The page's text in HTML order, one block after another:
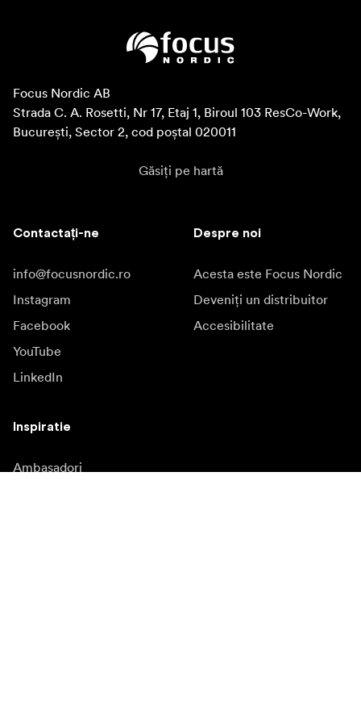
Focus Nordic AB
Strada C. A. Rosetti, Nr 17, Etaj 1, Biroul 103 ResCo-Work,
București, Sector 2, cod poștal 020011
Găsiți pe hartă
Contactați-ne
info@focusnordic.ro
Instagram
Facebook
YouTube
LinkedIn
Despre noi
Acesta este Focus Nordic
Deveniți un distribuitor
Accesibilitate
Inspiratie
Ambasadori